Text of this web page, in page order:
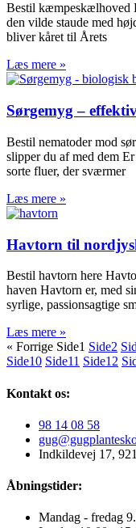
Bestil kæmpeskælhoved
den vilde staude med
bliver kåret til Årets
Læs mere »
Sørgemyg –
Bestil nematoder mod
slipper du af med dem
sorte fluer, der sværmer
Læs mere »
Havtorn til
Bestil havtorn here
haven Havtorn er, med
syrlige, passionsagtige
Læs mere »
« Forrige Side1 Side2
Side10 Side11 Side12
Kontakt os:
98 14 08 58
Indkildevej 17,
Åbningstider:
Mandag - fredag